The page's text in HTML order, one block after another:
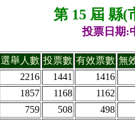
第 15 屆 縣(
投票日期:
選舉人數 投票數 有效票數 無
2216 1441
1416
1857 1168
1162
759 508
498